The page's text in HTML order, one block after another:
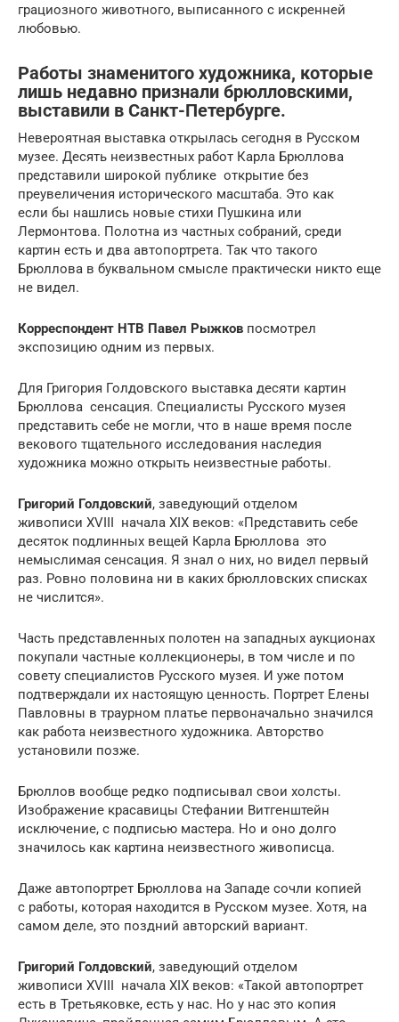
грациозного животного, выписанного с искренней
любовью.
Работы знаменитого художника, которые
лишь недавно признали брюлловскими,
выставили в Санкт-Петербурге.
Невероятная выставка открылась сегодня в Русском
музее. Десять неизвестных работ Карла Брюллова
представили широкой публике открытие без
преувеличения исторического масштаба. Это как
если бы нашлись новые стихи Пушкина или
Лермонтова. Полотна из частных собраний, среди
картин есть и два автопортрета. Так что такого
Брюллова в буквальном смысле практически никто еще
не видел.
Корреспондент НТВ Павел Рыжков посмотрел
экспозицию одним из первых.
Для Григория Голдовского выставка десяти картин
Брюллова сенсация. Специалисты Русского музея
представить себе не могли, что в наше время после
векового тщательного исследования наследия
художника можно открыть неизвестные работы.
Григорий Голдовский, заведующий отделом
живописи XVIII начала XIX веков: «Представить себе
десяток подлинных вещей Карла Брюллова это
немыслимая сенсация. Я знал о них, но видел первый
раз. Ровно половина ни в каких брюлловских списках
не числится».
Часть представленных полотен на западных аукционах
покупали частные коллекционеры, в том числе и по
совету специалистов Русского музея. И уже потом
подтверждали их настоящую ценность. Портрет Елены
Павловны в траурном платье первоначально значился
как работа неизвестного художника. Авторство
установили позже.
Брюллов вообще редко подписывал свои холсты.
Изображение красавицы Стефании Витгенштейн
исключение, с подписью мастера. Но и оно долго
значилось как картина неизвестного живописца.
Даже автопортрет Брюллова на Западе сочли копией
с работы, которая находится в Русском музее. Хотя, на
самом деле, это поздний авторский вариант.
Григорий Голдовский, заведующий отделом
живописи XVIII начала XIX веков: «Такой автопортрет
есть в Третьяковке, есть у нас. Но у нас это копия